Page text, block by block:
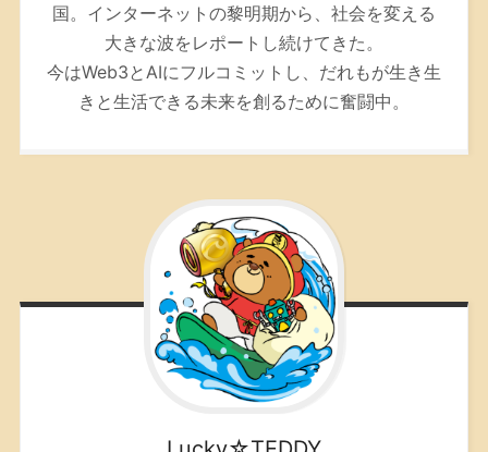
国。インターネットの黎明期から、社会を変える
大きな波をレポートし続けてきた。
今はWeb3とAIにフルコミットし、だれもが生き生
きと生活できる未来を創るために奮闘中。